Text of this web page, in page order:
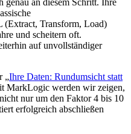
genau an diesem Schritt. Ihre
(Extract, Transform, Load)
und scheitern oft.
auf unvollständiger
„Ihre Daten: Rundumsicht statt
MarkLogic werden wir zeigen,
nur um den Faktor 4 bis 10
erfolgreich abschließen